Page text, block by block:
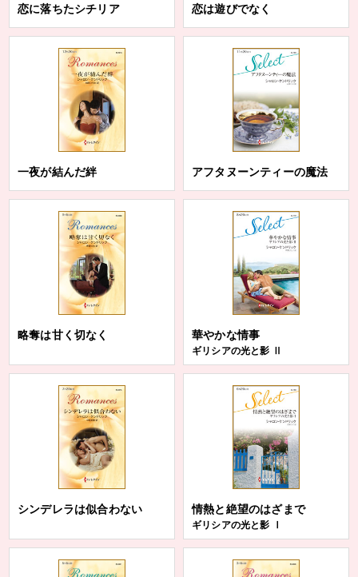
恋に落ちたシチリア 恋は遊びでなく
一夜が結んだ絆 アフタヌーンティーの魔法
略奪は甘く切なく 華やかな情事
ギリシアの光と影 Ⅱ
シンデレラは似合わない 情熱と絶望のはざまで
ギリシアの光と影 Ⅰ